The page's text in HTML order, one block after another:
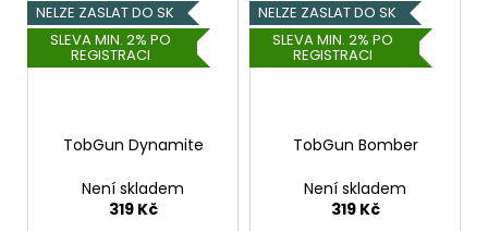
NELZE ZASLAT DO SK
SLEVA MIN. 2% PO
REGISTRACI
TobGun Dynamite
Není skladem
319 Kč
NELZE ZASLAT DO SK
SLEVA MIN. 2% PO
REGISTRACI
TobGun Bomber
Není skladem
319 Kč